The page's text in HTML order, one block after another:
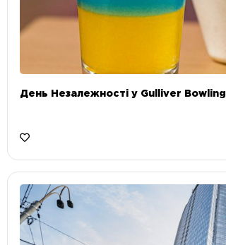
День Незалежності у Gulliver Bowling